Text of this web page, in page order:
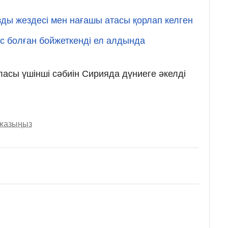
жездесі мен нағашы атасы қорлап келген
болған бойжеткенді ел алдында
үшінші сәбиін Сирияда дүниеге әкелді
жазыңыз